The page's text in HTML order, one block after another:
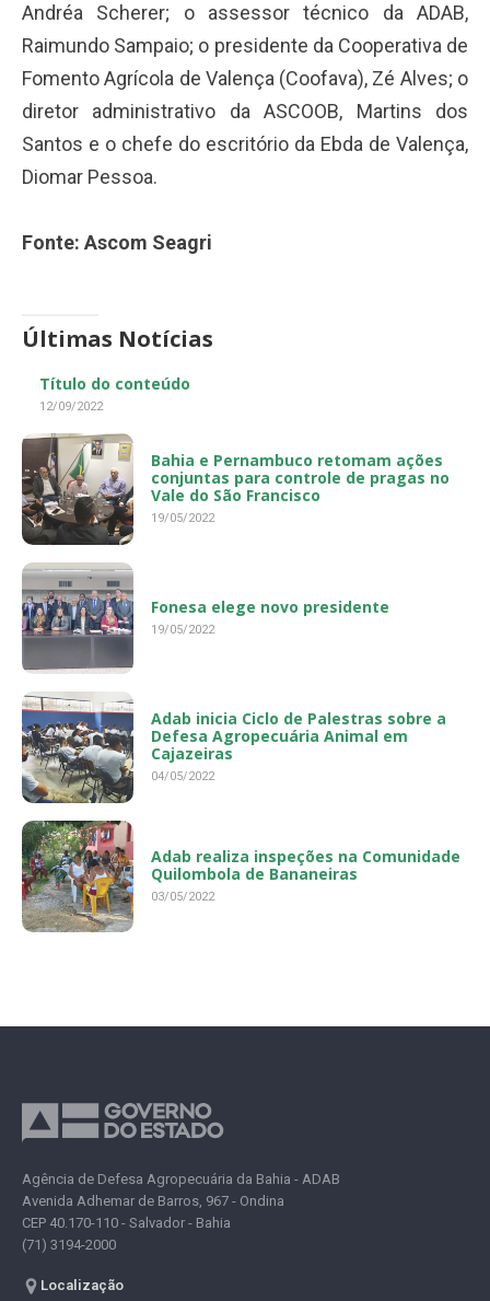
Andréa Scherer; o assessor técnico da ADAB,
Raimundo Sampaio; o presidente da Cooperativa de
Fomento Agrícola de Valença (Coofava), Zé Alves; o
diretor administrativo da ASCOOB, Martins dos
Santos e o chefe do escritório da Ebda de Valença,
Diomar Pessoa.
Fonte: Ascom Seagri
Últimas Notícias
Título do conteúdo
12/09/2022
Bahia e Pernambuco retomam ações
conjuntas para controle de pragas no
Vale do São Francisco
19/05/2022
Fonesa elege novo presidente
19/05/2022
Adab inicia Ciclo de Palestras sobre a
Defesa Agropecuária Animal em
Cajazeiras
04/05/2022
Adab realiza inspeções na Comunidade
Quilombola de Bananeiras
03/05/2022
Agência de Defesa Agropecuária da Bahia - ADAB
Avenida Adhemar de Barros, 967 - Ondina
CEP 40.170-110 - Salvador - Bahia
(71) 3194-2000
Localização